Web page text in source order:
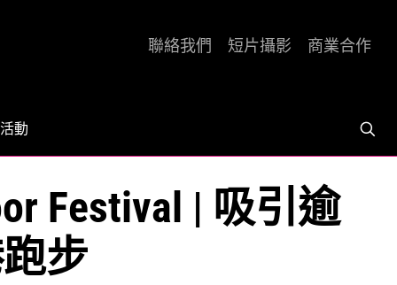
活動
聯絡我們 短片攝影 商業合作
Festival | 吸引逾
步